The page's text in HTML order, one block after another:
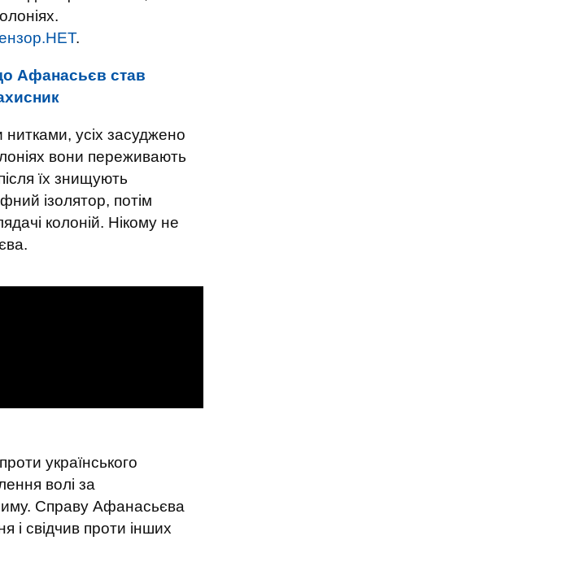
.
Афанасьєв став
усіх засуджено
вони переживають
їх знищують
ізолятор, потім
колоній. Нікому не
українського
волі за
Справу Афанасьєва
і свідчив проти інших